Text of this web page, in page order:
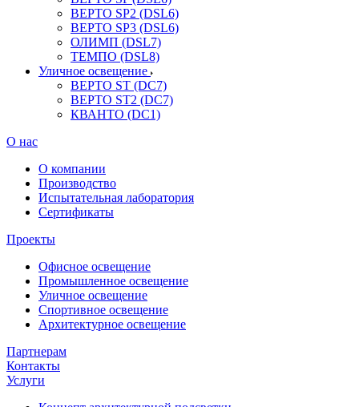
ВЕРТО SP2 (DSL6)
ВЕРТО SP3 (DSL6)
ОЛИМП (DSL7)
ТЕМПО (DSL8)
Уличное освещение
ВЕРТО ST (DC7)
ВЕРТО ST2 (DC7)
КВАНТО (DC1)
О нас
О компании
Производство
Испытательная лаборатория
Сертификаты
Проекты
Офисное освещение
Промышленное освещение
Уличное освещение
Спортивное освещение
Архитектурное освещение
Партнерам
Контакты
Услуги